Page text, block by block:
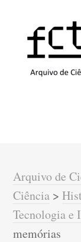
Arquivo de
Ciência >
Tecnologia e
memórias